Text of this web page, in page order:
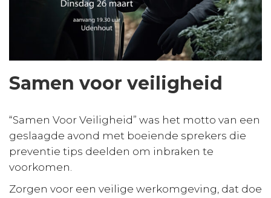
Samen voor veiligheid
“Samen Voor Veiligheid” was het motto van een
geslaagde avond met boeiende sprekers die
preventie tips deelden om inbraken te
voorkomen.
Zorgen voor een veilige werkomgeving, dat doe